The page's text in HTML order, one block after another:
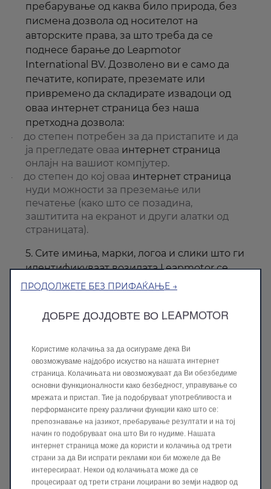
пребарување од каква било природа, без
писмена дозвола од носителот на
авторските права, за што треба да се
поднесе барање до Leapmotor
International BV. Дозволено ви е само да
печатите, копирате, преземате или
привремено да складирате извадоци од
оваа интернет страница без наша
претходна дозвола:
·
до степен потребен за да пристапите и да
ја прегледате оваа интернет страница
онлајн на вашиот компјутер.
· до степен до кој оваа интернет страница
нуди можности за преземање или
печатење (како што се позадина,
заштитита на екранот и други алатки од
страницата).
5. Сите имиња, марки, логоа и слики што ги
идентификуваат возилата Leapmotor се
сопственички марки на Zhejiang
Leapmotor International BV. Сите други
трговски марки, имиња на
што се користат на оваа страница се
трговски марки, имиња намарки,имиња
на производи или авторски права на
соодветнитеносители. Не е дадена
дозвола од нас во однос на употребата на
кое било од нив и таквата употреба може
да претставува повреда на правата на
носителот.
ПРОДОЛЖЕТЕ БЕЗ ПРИФАЌАЊЕ →
ДОБРЕ ДОЈДОВТЕ ВО LEAPMOTOR
Користиме колачиња за да осигураме дека Ви
овозможуваме најдобро искуство на нашата интернет
страница. Колачињата ни овозможуваат да Ви обезбедиме
основни функционалности како безбедност, управување со
мрежата и пристап. Тие ја подобруваат употребливоста и
перформансите преку различни функции како што се:
препознавање на јазикот, пребарување резултати и на тој
начин го подобруваат она што Ви го нудиме. Нашата
интернет страница може да користи и колачиња од трети
страни за да Ви испрати реклами кои би можеле да Ве
интересираат. Некои од колачињата може да се
процесираат од трети страни лоцирани во земји надвор од